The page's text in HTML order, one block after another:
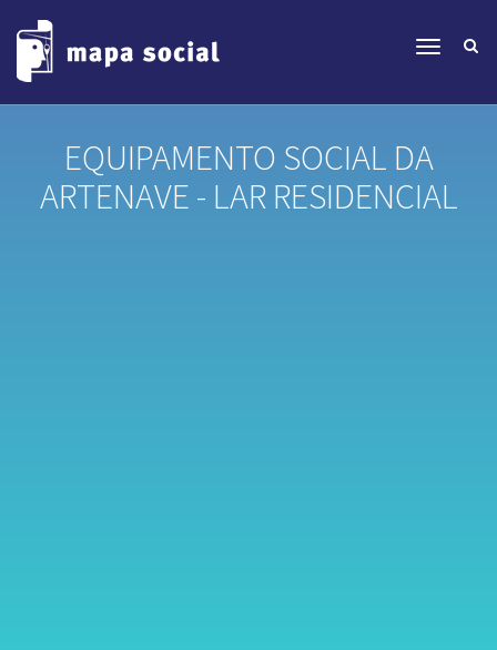
EQUIPAMENTO SOCIAL DA
ARTENAVE - LAR RESIDENCIAL